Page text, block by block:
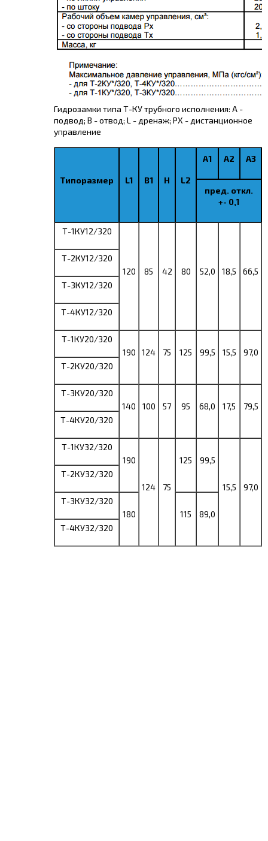
Гидрозамки типа Т-КУ трубного исполнения: А -
подвод; B - отвод; L - дренаж; РХ - дистанционное
управление
Типоразмер L1 B1 H L2
A1 A2 A3
пред. откл.
+- 0,1
Т-1КУ12/320
120 85 42 80 52,0 18,5 66,5
Т-2КУ12/320
Т-3КУ12/320
Т-4КУ12/320
Т-1КУ20/320
190
124 75 125 99,5 15,5 97,0
Т-2КУ20/320
Т-3КУ20/320
140
100 57 95 68,0 17,5 79,5
Т-4КУ20/320
Т-1КУ32/320
190
124 75
125 99,5
15,5 97,0
Т-2КУ32/320
Т-3КУ32/320
180
115
89,0
Т-4КУ32/320